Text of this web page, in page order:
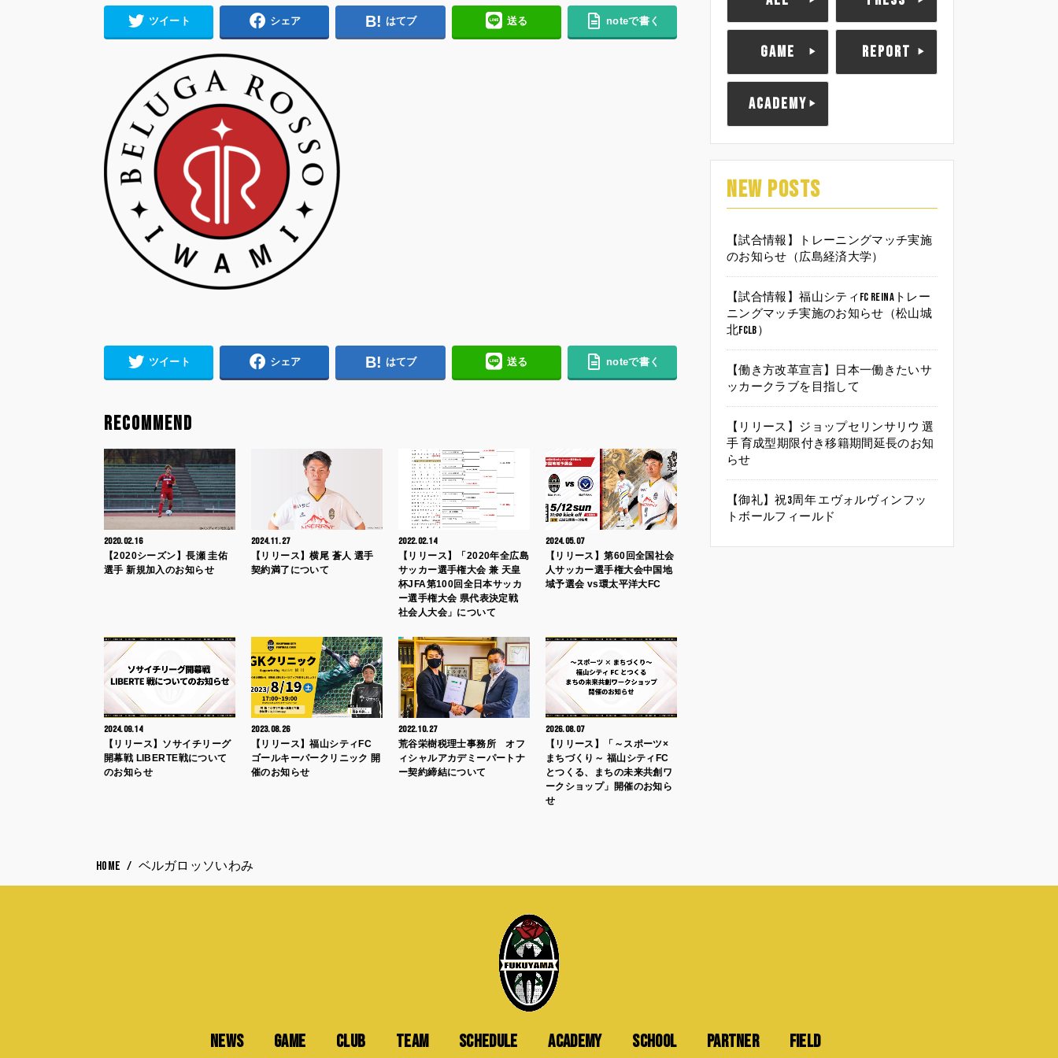
ツイート シェア はてブ 送る noteで書く
ツイート シェア はてブ 送る noteで書く
RECOMMEND
2020.02.16
【2020シーズン】長瀬 圭佑
選手 新規加入のお知らせ
2024.11.27
【リリース】横尾 蒼人 選手
契約満了について
2022.02.14
【リリース】「2020年全広島
サッカー選手権大会 兼 天皇
杯JFA第100回全日本サッカ
ー選手権大会 県代表決定戦
社会人大会」について
2024.05.07
【リリース】第60回全国社会
人サッカー選手権大会中国地
域予選会 vs環太平洋大FC
2024.09.14
【リリース】ソサイチリーグ
開幕戦 LIBERTE戦について
のお知らせ
2023.08.26
【リリース】福山シティFC
ゴールキーパークリニック 開
催のお知らせ
2022.10.27
荒谷栄樹税理士事務所 オフ
ィシャルアカデミーパートナ
ー契約締結について
2026.08.07
【リリース】「～スポーツ×
まちづくり～ 福山シティFC
とつくる、まちの未来共創ワ
ークショップ」開催のお知ら
せ
GAME REPORT
ACADEMY
NEW POSTS
【試合情報】トレーニングマッチ実施
のお知らせ（広島経済大学）
【試合情報】福山シティFC Reinaトレー
ニングマッチ実施のお知らせ（松山城
北FCLB）
【働き方改革宣言】日本一働きたいサ
ッカークラブを目指して
【リリース】ジョップセリンサリウ 選
手 育成型期限付き移籍期間延長のお知
らせ
【御礼】祝3周年 エヴォルヴィンフッ
トボールフィールド
HOME ベルガロッソいわみ
NEWS GAME CLUB TEAM SCHEDULE ACADEMY SCHOOL PARTNER FIELD